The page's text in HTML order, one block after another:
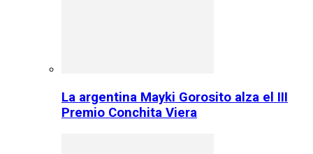
La argentina Mayki Gorosito alza el III
Premio Conchita Viera